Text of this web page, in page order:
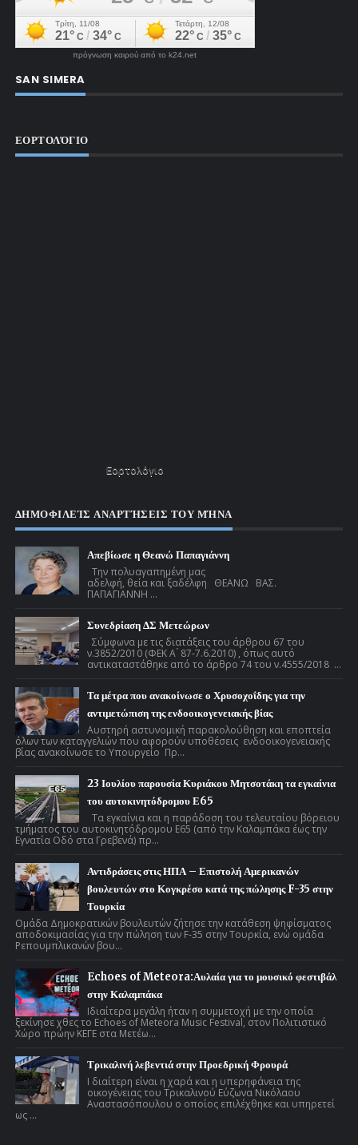
πρόγνωση καιρού από το k24.net
SAN SIMERA
ΕΟΡΤΟΛΌΓΙΟ
Εορτολόγιο
ΔΗΜΟΦΙΛΕΊΣ ΑΝΑΡΤΉΣΕΙΣ ΤΟΥ ΜΉΝΑ
Απεβίωσε η Θεανώ Παπαγιάννη
Την πολυαγαπημένη μας
αδελφή, θεία και ξαδέλφη ΘΕΑΝΩ ΒΑΣ.
ΠΑΠΑΓΙΑΝΝΗ ...
Συνεδρίαση ΔΣ Μετεώρων
Σύμφωνα με τις διατάξεις του άρθρου 67 του
ν.3852/2010 (ΦΕΚ Α ́ 87-7.6.2010) , όπως αυτό
αντικαταστάθηκε από το άρθρο 74 του ν.4555/2018 ...
Τα μέτρα που ανακοίνωσε ο Χρυσοχοΐδης για την
αντιμετώπιση της ενδοοικογενειακής βίας
Αυστηρή αστυνομική παρακολούθηση και εποπτεία
όλων των καταγγελιών που αφορούν υποθέσεις ενδοοικογενειακής
βίας ανακοίνωσε το Υπουργείο Πρ...
23 Ιουλίου παρουσία Κυριάκου Μητσοτάκη τα εγκαίνια
του αυτοκινητόδρομου Ε65
Τα εγκαίνια και η παράδοση του τελευταίου βόρειου
τμήματος του αυτοκινητόδρομου Ε65 (από την Καλαμπάκα έως την
Εγνατία Οδό στα Γρεβενά) πρ...
Αντιδράσεις στις ΗΠΑ – Επιστολή Αμερικανών
βουλευτών στο Κογκρέσο κατά της πώλησης F-35 στην
Τουρκία
Ομάδα Δημοκρατικών βουλευτών ζήτησε την κατάθεση ψηφίσματος
αποδοκιμασίας για την πώληση των F-35 στην Τουρκία, ενώ ομάδα
Ρεπουμπλικανών βου...
Echoes of Meteora:Αυλαία για το μουσικό φεστιβάλ
στην Καλαμπάκα
Ιδιαίτερα μεγάλη ήταν η συμμετοχή με την οποία
ξεκίνησε χθες το Echoes of Meteora Music Festival, στον Πολιτιστικό
Χώρο πρώην ΚΕΓΕ στα Μετέω...
Τρικαλινή λεβεντιά στην Προεδρική Φρουρά
Ι διαίτερη είναι η χαρά και η υπερηφάνεια της
οικογένειας του Τρικαλινού Εύζωνα Νικόλαου
Αναστασόπουλου ο οποίος επιλέχθηκε και υπηρετεί
ως ...